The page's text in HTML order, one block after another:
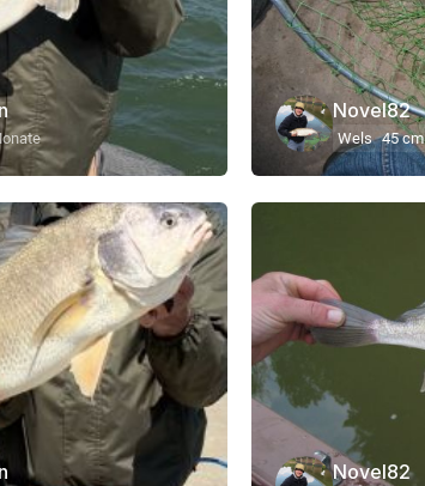
Novel82
Wels 45 cm
Novel82